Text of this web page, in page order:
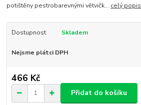
potištěny pestrobarevnými větvičk... celý popis
Dostupnost Skladem
Nejsme plátci DPH
466 Kč
Přidat do košíku